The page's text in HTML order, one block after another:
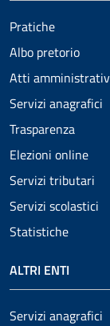
Pratiche
Albo pretorio
Atti
Servizi anagrafici
Trasparenza
Elezioni online
Servizi tributari
Servizi scolastici
Statistiche
ALTRI ENTI
Servizi anagrafici